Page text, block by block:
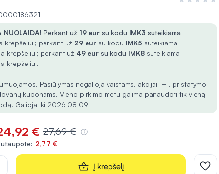
Įvertinimas
NUOLAIDA! Perkant už 19 eur su kodu IMK3 suteikiama
krepšeliui; perkant už 29 eur su kodu IMK5 suteikiama
krepšeliui; perkant už 49 eur su kodu IMK8 suteikiama
krepšeliui.
Pasiūlymas negalioja vaistams, akcijai 1+1, pristatymo
kuponams. Vieno pirkimo metu galima panaudoti tik vieną
Galioja iki 2026 08 09
€ 27,69 €
2,77 €
Į krepšelį